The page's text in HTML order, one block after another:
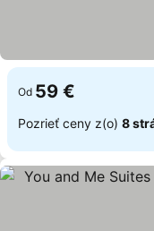
Od 59 €
Pozrieť ceny z(o) 8